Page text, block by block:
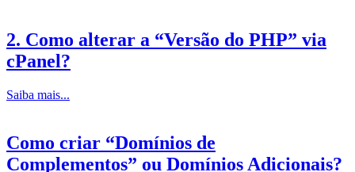
2. Como alterar a “Versão do PHP” via
cPanel?
Saiba mais...
Como criar “Domínios de
Complementos” ou Domínios Adicionais?